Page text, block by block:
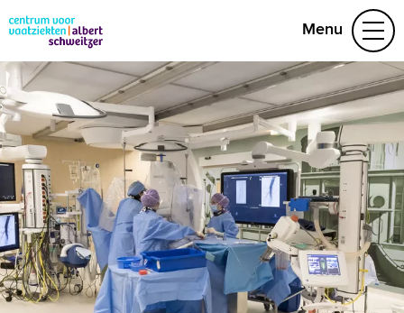
Menu
Aandoeningen
Leefstijl en preventie
Het behandelteam
Video's
078 652 32 50
Naar home asz.nl